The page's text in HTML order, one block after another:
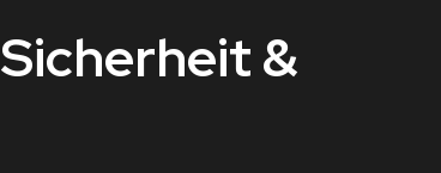
Sicherheit &